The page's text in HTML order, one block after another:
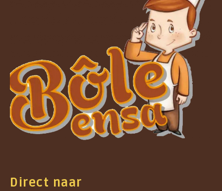
Direct naar